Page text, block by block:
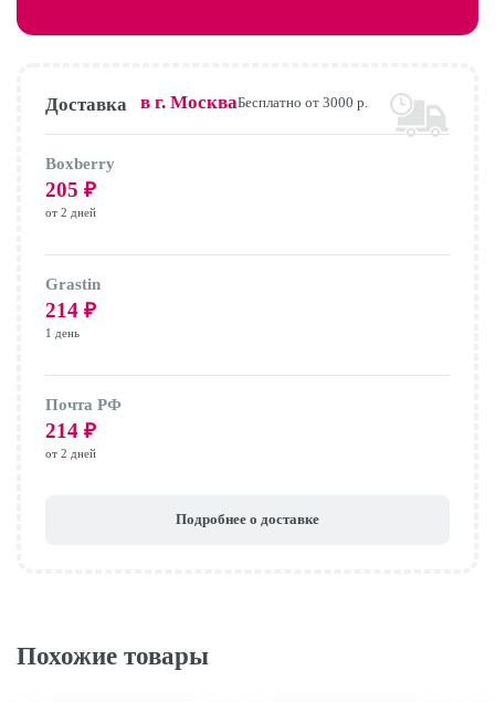
Доставка в г. МоскваБесплатно от 3000 р.
Boxberry
205 ₽
от 2 дней
Grastin
214 ₽
1 день
Почта РФ
214 ₽
от 2 дней
Подробнее о доставке
Похожие товары